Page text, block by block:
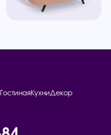
ГостинаяКухниДекор